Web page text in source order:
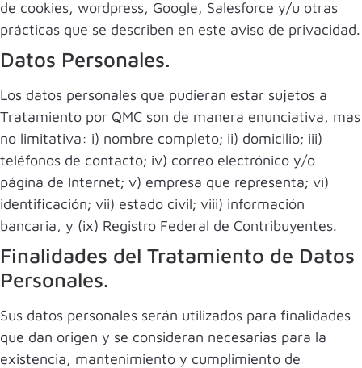
de cookies, wordpress, Google, Salesforce y/u otras
prácticas que se describen en este aviso de privacidad.
Datos Personales.
Los datos personales que pudieran estar sujetos a
Tratamiento por QMC son de manera enunciativa, mas
no limitativa: i) nombre completo; ii) domicilio; iii)
teléfonos de contacto; iv) correo electrónico y/o
página de Internet; v) empresa que representa; vi)
identificación; vii) estado civil; viii) información
bancaria, y (ix) Registro Federal de Contribuyentes.
Finalidades del Tratamiento de Datos
Personales.
Sus datos personales serán utilizados para finalidades
que dan origen y se consideran necesarias para la
existencia, mantenimiento y cumplimiento de